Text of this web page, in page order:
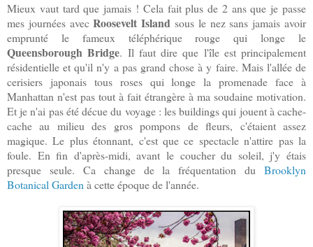
Mieux vaut tard que jamais ! Cela fait plus de 2 ans que je passe
mes journées avecRoosevelt Island sous le nez sans jamais avoir
emprunté le fameux téléphérique rouge qui longe le
Queensborough Bridge. Il faut dire que l'île est principalement
résidentielle et qu'il n'y a pas grand chose à y faire. Mais l'allée de
cerisiers japonais tous roses qui longe la promenade face à
Manhattan n'est pas tout à fait étrangère à ma soudaine motivation.
Et je n'ai pas été décue du voyage : les buildings qui jouent à cache-
cache au milieu des gros pompons de fleurs, c'étaient assez
magique. Le plus étonnant, c'est que ce spectacle n'attire pas la
foule. En fin d'après-midi, avant le coucher du soleil, j'y étais
presque seule. Ca change de la fréquentation du Brooklyn
Botanical Garden à cette époque de l'année.